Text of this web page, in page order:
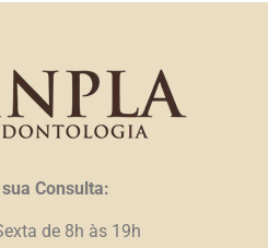
Consulta:
de 8h às 19h